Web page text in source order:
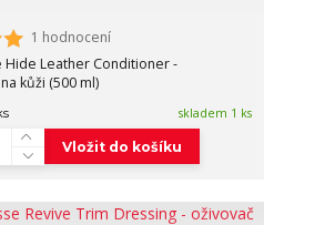
1 hodnocení
Hide Leather Conditioner -
kůži (500 ml)
skladem 1 ks
Vložit do košíku